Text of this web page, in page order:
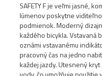
SAFETY F je veľmi jasné,
lúmenov poskytne
podmienok. Moderný
každého bicykla. Vstavaná
oznámi vstavanému
pracovný čas na jedno
každej jazdy. Utesnený